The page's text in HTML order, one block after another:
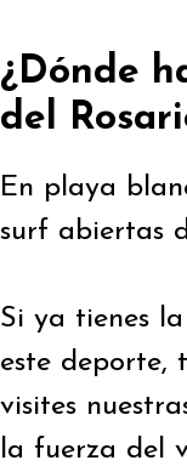
¿Dónde
del
En playa
surf abiertas
Si ya tienes
este deporte,
visites
la fuerza del